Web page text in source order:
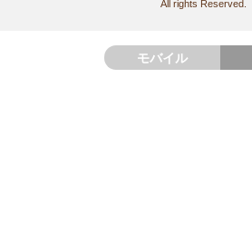
All rights Reserved.
モバイル